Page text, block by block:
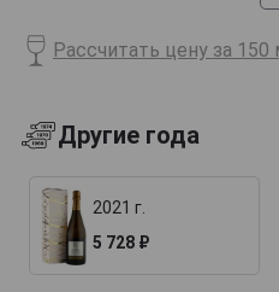
Рассчитать цену за 150
Другие года
2021 г.
5 728 ₽